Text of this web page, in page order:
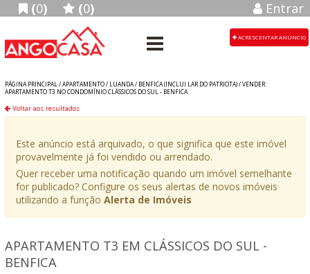
(0) (0) Entrar
ACRESCENTAR ANÚNCIO
PÁGINA PRINCIPAL /APARTAMENTO/ LUANDA/ BENFICA (INCLUI LAR DO PATRIOTA)/VENDER:
APARTAMENTO T3 NO CONDOMÍNIO CLÁSSICOS DO SUL - BENFICA
Voltar aos resultados
Este anúncio está arquivado, o que significa que este imóvel
provavelmente já foi vendido ou arrendado.
Quer receber uma notificação quando um imóvel semelhante
for publicado? Configure os seus alertas de novos imóveis
utilizando a função Alerta de Imóveis
APARTAMENTO T3 EM CLÁSSICOS DO SUL -
BENFICA